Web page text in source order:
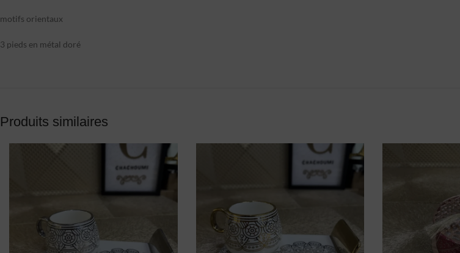
motifs orientaux
3 pieds en métal doré
Produits similaires